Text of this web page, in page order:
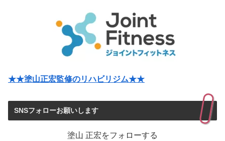
★★塗山正宏監修のリハビリジム★★
SNSフォローお願いします
塗山 正宏をフォローする